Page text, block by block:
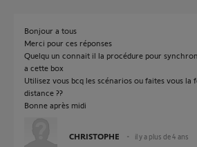
Bonjour a tous
Merci pour ces réponses
Quelqu un connait il la procédure pour
a cette box
Utilisez vous bcq les scénarios ou faites vous la
distance ??
Bonne après midi
CHRISTOPHE il y a plus de 4 ans